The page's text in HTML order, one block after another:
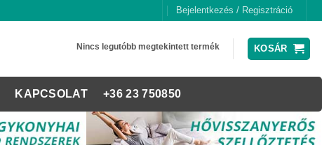
Bejelentkezés / Regisztráció
Nincs legutóbb megtekintett termék KOSÁR
KAPCSOLAT +36 23 750850